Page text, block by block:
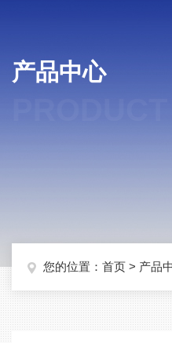
产品中心
您的位置： 首页 > 产品